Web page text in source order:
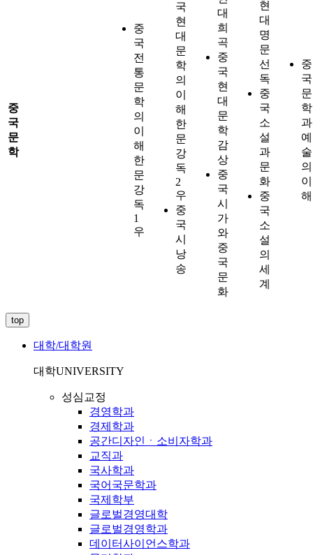
중
국
문
학
중
국
전
통
문
학
의
이
해
한
문
강
독
1
우
국
현
대
문
학
의
이
해
한
문
강
독
2
우
중
국
시
낭
송
대
희
곡
중
국
현
대
문
학
감
상
중
국
시
가
와
중
국
문
화
현
대
명
문
선
독
중
국
소
설
과
문
화
중
국
소
설
의
세
계
중
국
문
학
과
예
술
의
이
해
top
대학/대학원
대학UNIVERSITY
성심교정
경영학과
경제학과
공간디자인ㆍ소비자학과
교직과
국사학과
국어국문학과
국제학부
글로벌경영대학
글로벌경영학과
데이터사이언스학과